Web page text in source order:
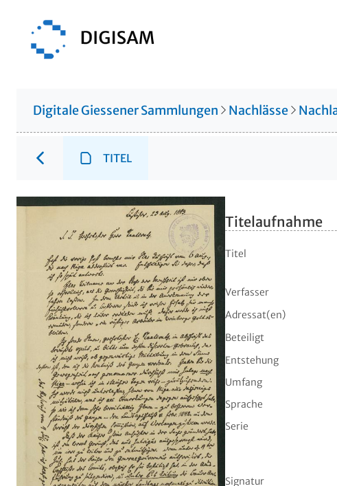
Digitale Giessener Sammlungen Nachlässe
TITEL
Titelaufnahme
Titel
Verfasser
Adressat(en)
Beteiligt
Entstehung
Umfang
Sprache
Serie
Signatur